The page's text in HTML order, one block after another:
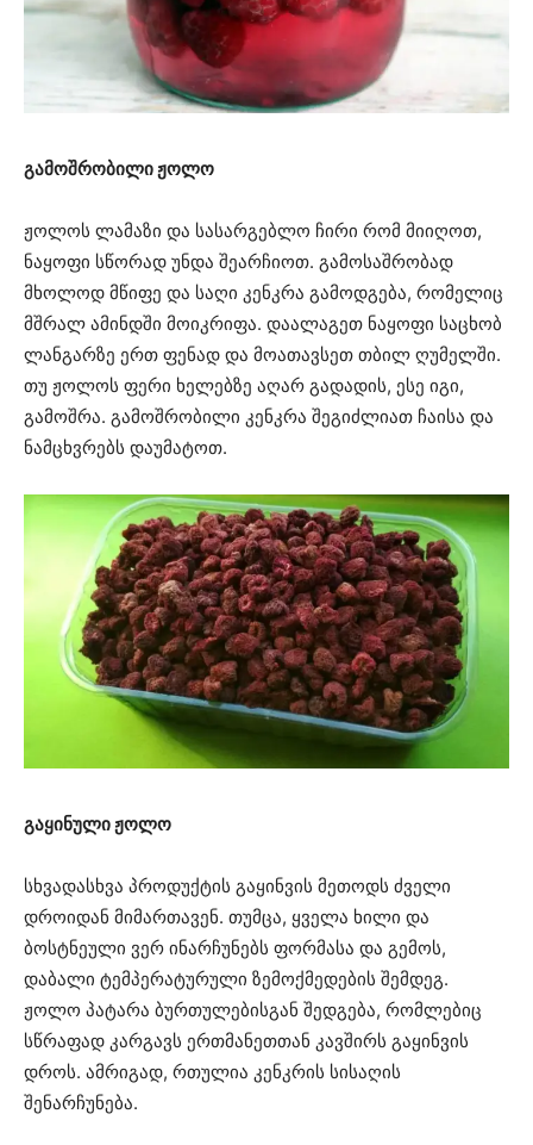
გამოშრობილი ჟოლო
ჟოლოს ლამაზი და სასარგებლო ჩირი რომ მიიღოთ,
ნაყოფი სწორად უნდა შეარჩიოთ. გამოსაშრობად
მხოლოდ მწიფე და საღი კენკრა გამოდგება, რომელიც
მშრალ ამინდში მოიკრიფა. დაალაგეთ ნაყოფი საცხობ
ლანგარზე ერთ ფენად და მოათავსეთ თბილ ღუმელში.
თუ ჟოლოს ფერი ხელებზე აღარ გადადის, ესე იგი,
გამოშრა. გამოშრობილი კენკრა შეგიძლიათ ჩაისა და
ნამცხვრებს დაუმატოთ.
გაყინული ჟოლო
სხვადასხვა პროდუქტის გაყინვის მეთოდს ძველი
დროიდან მიმართავენ. თუმცა, ყველა ხილი და
ბოსტნეული ვერ ინარჩუნებს ფორმასა და გემოს,
დაბალი ტემპერატურული ზემოქმედების შემდეგ.
ჟოლო პატარა ბურთულებისგან შედგება, რომლებიც
სწრაფად კარგავს ერთმანეთთან კავშირს გაყინვის
დროს. ამრიგად, რთულია კენკრის სისაღის
შენარჩუნება.